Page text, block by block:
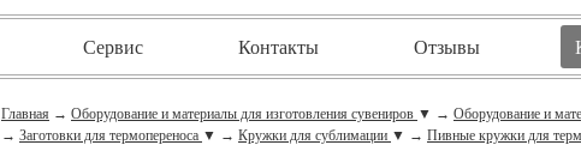
Сервис Контакты Отзывы
Главная → Оборудование и материалы для изготовления сувениров ▼ → Оборудование и
→ Заготовки для термопереноса ▼ → Кружки для сублимации ▼ → Пивные кружки для